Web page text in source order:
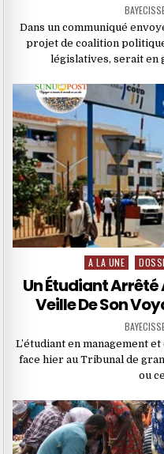
Dans un communiqué
projet de coalition
législatives, serait en
Posted
A LA UNE
Un Étudiant Arrêté
Veille De Son
L’étudiant en management
face hier au Tribunal de
ou